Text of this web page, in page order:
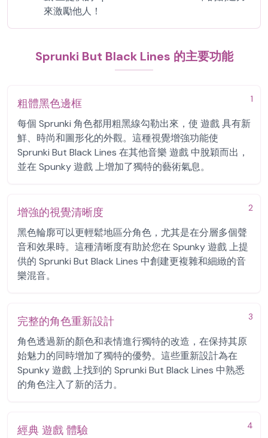
來激勵他人！
Sprunki But Black Lines 的主要功能
1
粗體黑色邊框
每個 Sprunki 角色都用粗黑線勾勒出來，使 遊戲 具有新
鮮、時尚和圖形化的外觀。這種視覺增強功能使
Sprunki But Black Lines 在其他音樂 遊戲 中脫穎而出，
並在 Spunky 遊戲 上增加了獨特的藝術氣息。
2
增強的視覺清晰度
黑色輪廓可以更輕鬆地區分角色，尤其是在分層多個聲
音和效果時。這種清晰度有助於您在 Spunky 遊戲 上提
供的 Sprunki But Black Lines 中創建更複雜和細緻的音
樂混音。
3
完整的角色重新設計
角色透過新的顏色和表情進行獨特的改造，在保持其原
始魅力的同時增加了獨特的優勢。這些重新設計為在
Spunky 遊戲 上找到的 Sprunki But Black Lines 中熟悉
的角色注入了新的活力。
4
經典 遊戲 體驗